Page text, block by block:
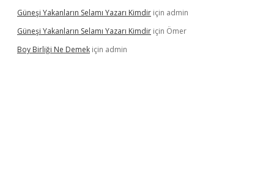
Güneşi Yakanların Selamı Yazarı Kimdir için admin
Güneşi Yakanların Selamı Yazarı Kimdir için Ömer
Boy Birliği Ne Demek için admin